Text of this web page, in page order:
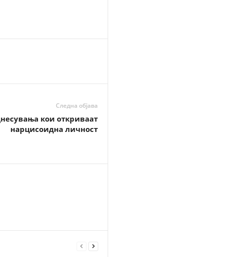
Следна објава
кои откриваат
нарцисоидна личност